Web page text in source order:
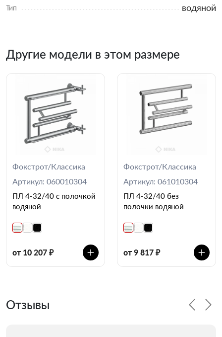
Тип водяной
Другие модели в этом размере
Фокстрот/Классика
Артикул: 060010304
ПЛ 4-32/40 с полочкой
водяной
от 10 207 ₽
Фокстрот/Классика
Артикул: 061010304
ПЛ 4-32/40 без
полочки водяной
от 9 817 ₽
Отзывы